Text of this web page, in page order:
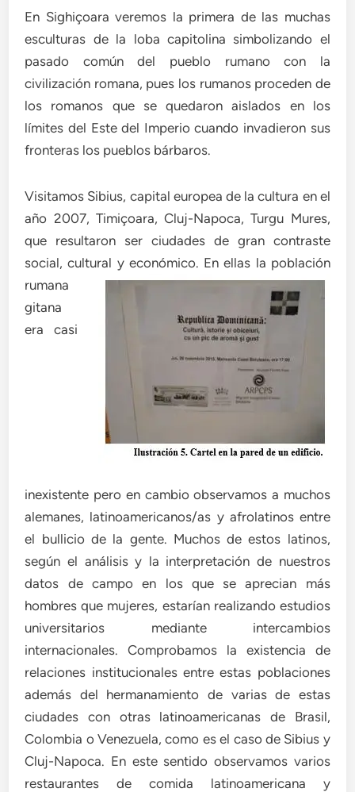
En Sighiçoara veremos la primera de las muchas
esculturas de la loba capitolina simbolizando el
pasado común del pueblo rumano con la
civilización romana, pues los rumanos proceden de
los romanos que se quedaron aislados en los
límites del Este del Imperio cuando invadieron sus
fronteras los pueblos bárbaros.
Visitamos Sibius, capital europea de la cultura en el
año 2007, Timiçoara, Cluj-Napoca, Turgu Mures,
que resultaron ser ciudades de gran contraste
social, cultural y económico. En ellas la población
rumana
gitana
era casi
inexistente pero en cambio observamos a muchos
alemanes, latinoamericanos/as y afrolatinos entre
el bullicio de la gente. Muchos de estos latinos,
según el análisis y la interpretación de nuestros
datos de campo en los que se aprecian más
hombres que mujeres, estarían realizando estudios
universitarios mediante intercambios
internacionales. Comprobamos la existencia de
relaciones institucionales entre estas poblaciones
además del hermanamiento de varias de estas
ciudades con otras latinoamericanas de Brasil,
Colombia o Venezuela, como es el caso de Sibius y
Cluj-Napoca. En este sentido observamos varios
restaurantes de comida latinoamericana y